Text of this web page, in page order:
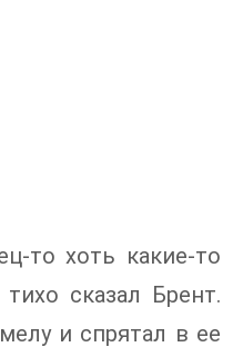
то хоть какие-то
сказал Брент.
и спрятал в ее